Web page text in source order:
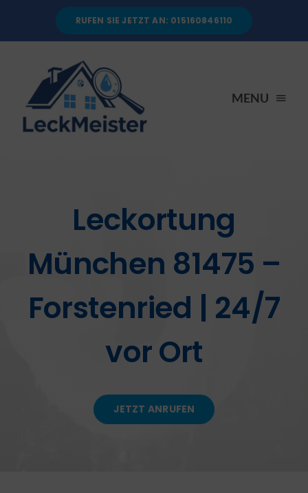
RUFEN SIE JETZT AN: 015160846110
MENU
RATGEBER
Leckortung
München 81475 –
Forstenried | 24/7
vor Ort
JETZT ANRUFEN